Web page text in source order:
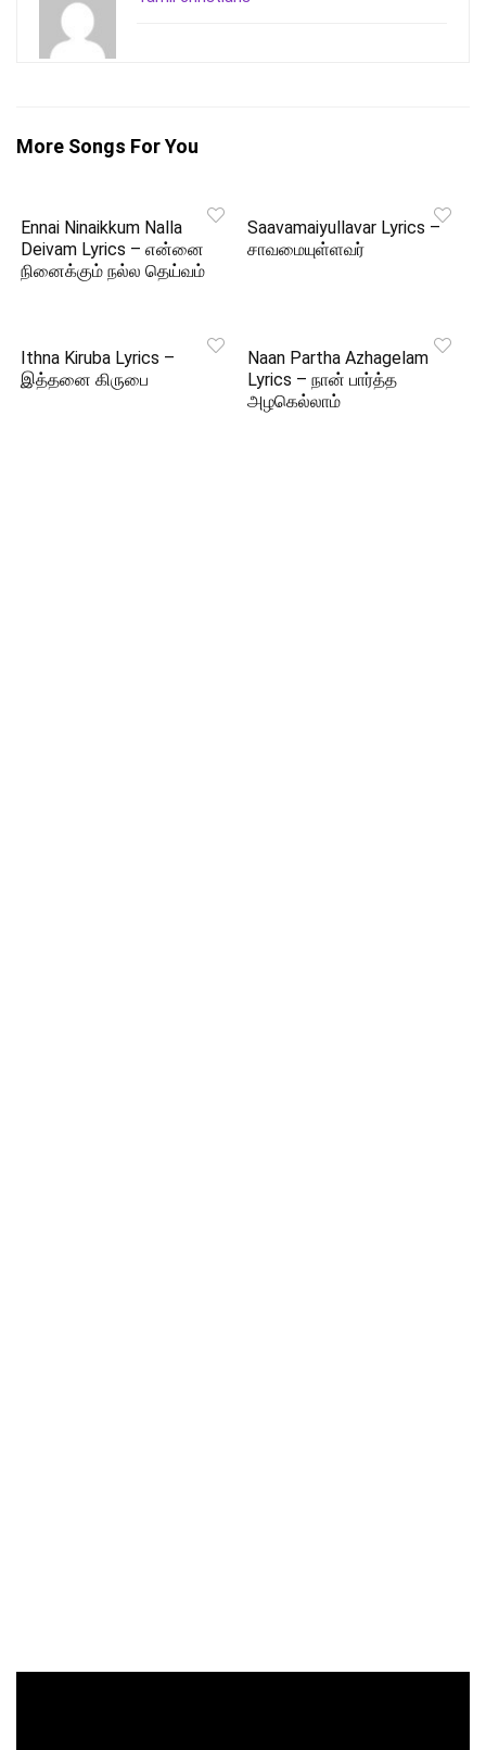
More Songs For You
Ennai Ninaikkum Nalla
Deivam Lyrics – என்னை
நினைக்கும் நல்ல தெய்வம்
Saavamaiyullavar Lyrics –
சாவமையுள்ளவர்
Ithna Kiruba Lyrics –
இத்தனை கிருபை
Naan Partha Azhagelam
Lyrics – நான் பார்த்த
அழகெல்லாம்